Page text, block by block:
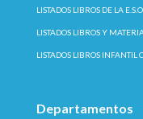
LISTADOS LIBROS DE LA
LISTADOS LIBROS Y
LISTADOS LIBROS INFANTIL
Departamentos